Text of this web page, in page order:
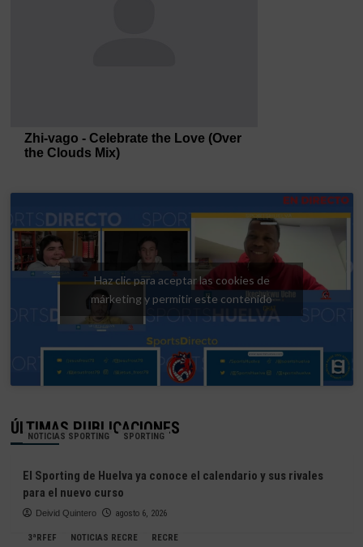
Haz clic para aceptar las cookies de
márketing y permitir este contenido
ÚLTIMAS PUBLICACIONES
NOTICIAS SPORTING SPORTING
El Sporting de Huelva ya conoce el calendario y sus rivales
para el nuevo curso
Deivid Quintero agosto 6, 2026
3ªRFEF NOTICIAS RECRE RECRE